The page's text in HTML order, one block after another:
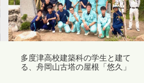
多度津高校建築科の学生と建て
る、舟岡山古塔の屋根「悠久」